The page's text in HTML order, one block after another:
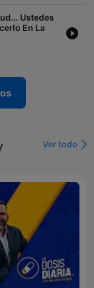
Ustedes
En La
Ver todo